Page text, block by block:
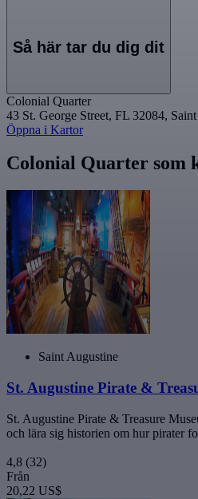
Så här tar du dig dit
Colonial Quarter
43 St. George Street, FL 32084,
Öppna i Kartor
Colonial Quarter som
Saint Augustine
St. Augustine Pirate &
St. Augustine Pirate & Treasure
och lära sig historien om hur pirater
4,8 (32)
Från
20,22 US$